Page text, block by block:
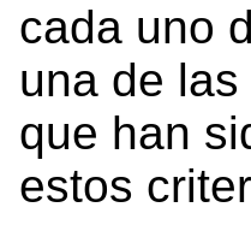
cada uno
una de
que han
estos